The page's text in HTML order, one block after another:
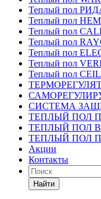
Теплый пол
Теплый пол
Теплый пол
Теплый пол
Теплый пол
Теплый пол
Теплый пол
СИСТЕМА
ТЕПЛЫЙ ПОЛ
ТЕПЛЫЙ ПОЛ
ТЕПЛЫЙ ПОЛ
Акции
Контакты
Найти